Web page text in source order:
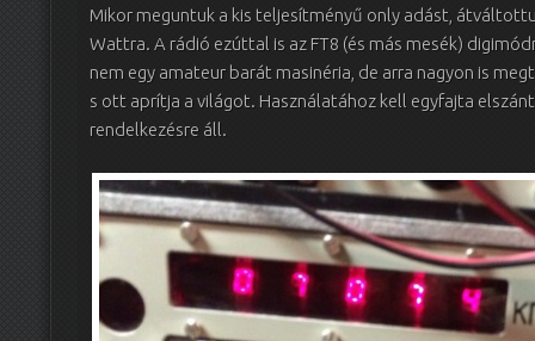
Mikor meguntuk a kis teljesítményű only adást,
Wattra. A rádió ezúttal is az FT8 (és más mesék)
nem egy amateur barát masinéria, de arra nagyon is
s ott aprítja a világot. Használatához kell egyfajta
rendelkezésre áll.